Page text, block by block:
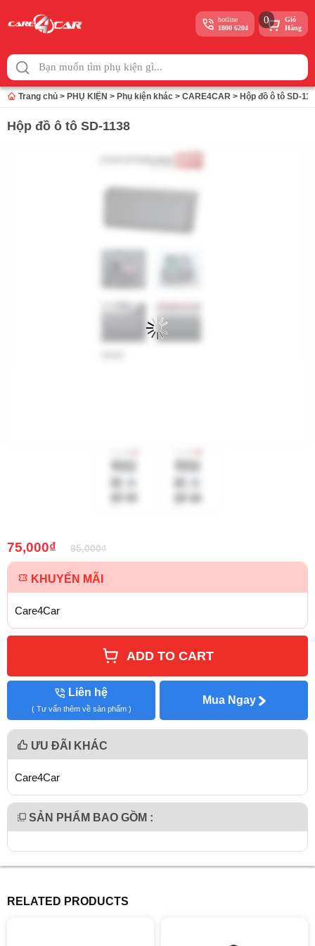
to
content
hotline
1800 6204
0
Giỏ
Hàng
Trang chủ > PHỤ KIỆN > Phụ kiện khác > CARE4CAR > Hộp đồ ô tô SD-
Hộp đồ ô tô SD-1138
75,000₫ 95,000₫
KHUYẾN MÃI
Care4Car
ADD TO CART
Liên hệ
( Tư vấn thêm về sản phẩm )
Mua Ngay
ƯU ĐÃI KHÁC
Care4Car
SẢN PHẨM BAO GỒM :
RELATED PRODUCTS